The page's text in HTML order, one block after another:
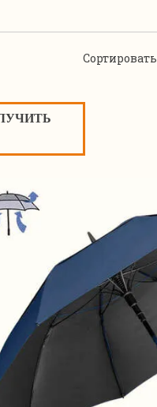
Сортировать